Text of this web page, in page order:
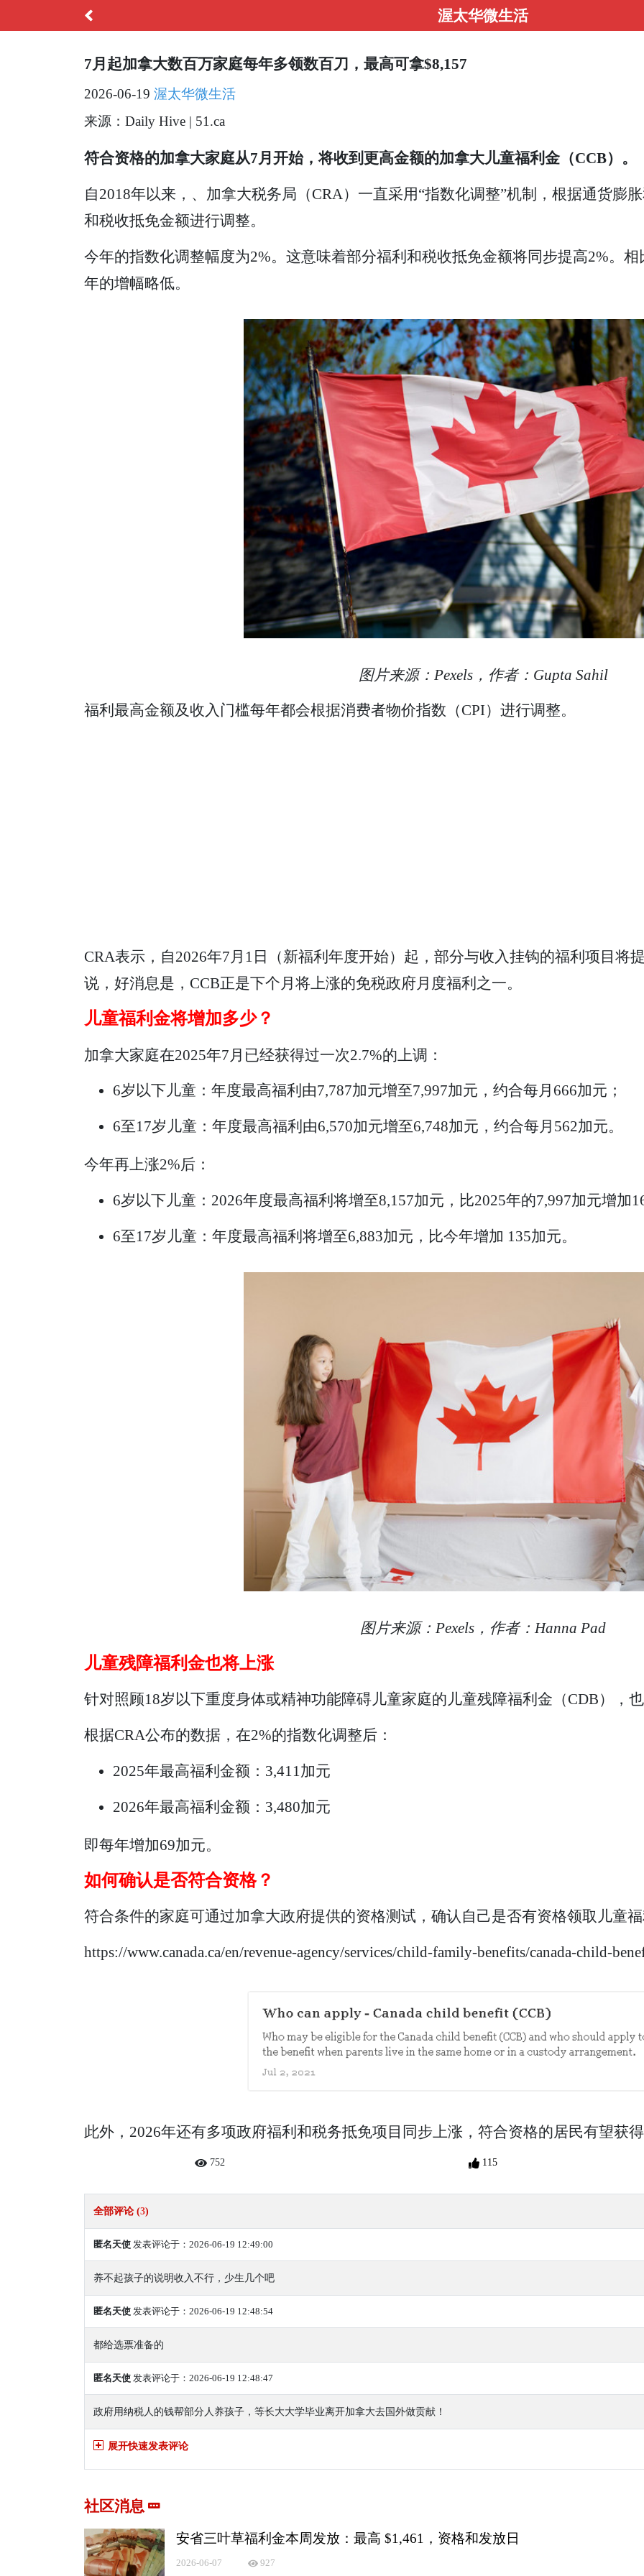
渥太华微生活
7月起加拿大数百万家庭每年多领数百刀，最高可拿$8,157
2026-06-19 渥太华微生活
来源：Daily Hive | 51.ca
符合资格的加拿大家庭从7月开始，将收到更高金额的加拿大儿童福利金（CCB）。
自2018年以来，、加拿大税务局（CRA）一直采用“指数化调整”机制，根据通货膨
和税收抵免金额进行调整。
今年的指数化调整幅度为2%。这意味着部分福利和税收抵免金额将同步提高2%。
年的增幅略低。
图片来源：Pexels，作者：Gupta Sahil
福利最高金额及收入门槛每年都会根据消费者物价指数（CPI）进行调整。
CRA表示，自2026年7月1日（新福利年度开始）起，部分与收入挂钩的福利项目将
说，好消息是，CCB正是下个月将上涨的免税政府月度福利之一。
儿童福利金将增加多少？
加拿大家庭在2025年7月已经获得过一次2.7%的上调：
6岁以下儿童：年度最高福利由7,787加元增至7,997加元，约合每月666加元；
6至17岁儿童：年度最高福利由6,570加元增至6,748加元，约合每月562加元。
今年再上涨2%后：
6岁以下儿童：2026年度最高福利将增至8,157加元，比2025年的7,997加元增加
6至17岁儿童：年度最高福利将增至6,883加元，比今年增加 135加元。
图片来源：Pexels，作者：Hanna Pad
儿童残障福利金也将上涨
针对照顾18岁以下重度身体或精神功能障碍儿童家庭的儿童残障福利金（CDB），
根据CRA公布的数据，在2%的指数化调整后：
2025年最高福利金额：3,411加元
2026年最高福利金额：3,480加元
即每年增加69加元。
如何确认是否符合资格？
符合条件的家庭可通过加拿大政府提供的资格测试，确认自己是否有资格领取儿童福
https://www.canada.ca/en/revenue-agency/services/child-family-benefits/canada-child-
此外，2026年还有多项政府福利和税务抵免项目同步上涨，符合资格的居民有望获得
752 115
全部评论 (3)
匿名天使 发表评论于：2026-06-19 12:49:00
养不起孩子的说明收入不行，少生几个吧
匿名天使 发表评论于：2026-06-19 12:48:54
都给选票准备的
匿名天使 发表评论于：2026-06-19 12:48:47
政府用纳税人的钱帮部分人养孩子，等长大大学毕业离开加拿大去国外做贡献！
展开快速发表评论
社区消息
安省三叶草福利金本周发放：最高 $1,461，资格和发放日
2026-06-07 927